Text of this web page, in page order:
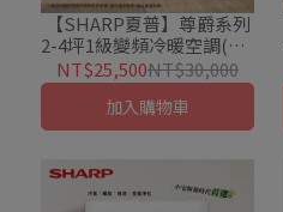
【SHARP夏普】尊爵系列
2-4坪1級變頻冷暖空調(AY-
23DAMH-W/AE-23DAMH)
NT$25,500NT$30,000
加入購物車